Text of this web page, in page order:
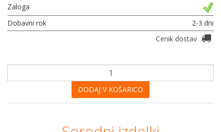
Zaloga
Dobavni rok
2-3 dni
Cenik dostav
DODAJ V KOŠARICO